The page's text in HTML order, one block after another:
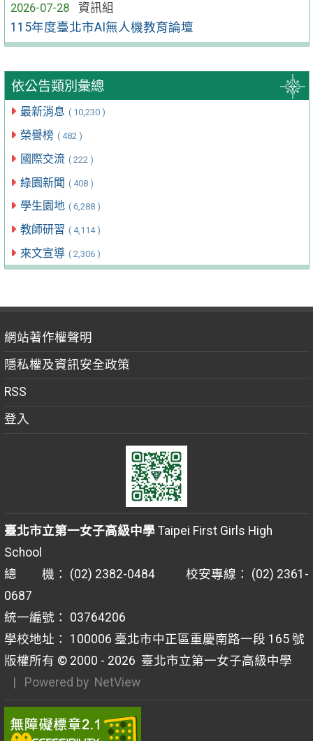
2026-07-28
資訊組
115年度臺北市AI無人機教育論壇
依公告類別彙總
最新消息 ( 10,230 )
榮譽榜 ( 482 )
國際交流 ( 222 )
綠園新聞 ( 408 )
學生園地 ( 6,288 )
教師研習 ( 4,114 )
來文宣導 ( 2,306 )
網站著作權聲明
隱私權及資訊安全政策
RSS
登入
臺北市立第一女子高級中學Taipei First Girls High
School
總 機： (02) 2382-0484 校安專線： (02) 2361-
0687
統一編號： 03764206
學校地址： 100006 臺北市中正區重慶南路一段 165 號
版權所有 © 2000 - 2026 臺北市立第一女子高級中學
| Powered by NetView